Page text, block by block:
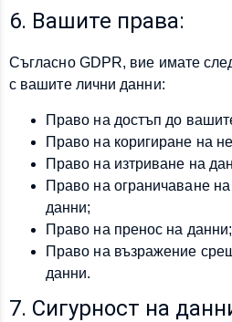
6. Вашите права:
Съгласно GDPR, вие имате
с вашите лични данни:
Право на достъп до
Право на коригиране на
Право на изтриване на
Право на ограничаване
данни;
Право на пренос на данни;
Право на възражение
данни.
7. Сигурност на